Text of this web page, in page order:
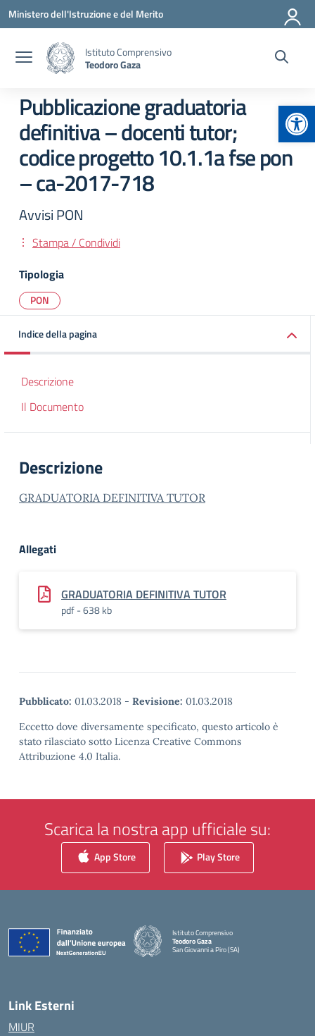
Vai ai contenuti
Vai al menu di navigazione
Vai al footer
Ministero dell'Istruzione e del Merito
Istituto Comprensivo
Teodoro Gaza
Pubblicazione graduatoria
definitiva – docenti tutor;
codice progetto 10.1.1a fse pon
– ca-2017-718
Avvisi PON
Stampa / Condividi
Tipologia
PON
Indice della pagina
Descrizione
Il Documento
Descrizione
GRADUATORIA DEFINITIVA TUTOR
Allegati
GRADUATORIA DEFINITIVA TUTOR
pdf - 638 kb
Pubblicato: 01.03.2018 - Revisione: 01.03.2018
Eccetto dove diversamente specificato, questo articolo è
stato rilasciato sotto Licenza Creative Commons
Attribuzione 4.0 Italia.
Scarica la nostra app ufficiale su:
App Store Play Store
Istituto Comprensivo
Teodoro Gaza
San Giovanni a Piro (SA)
Link Esterni
MIUR